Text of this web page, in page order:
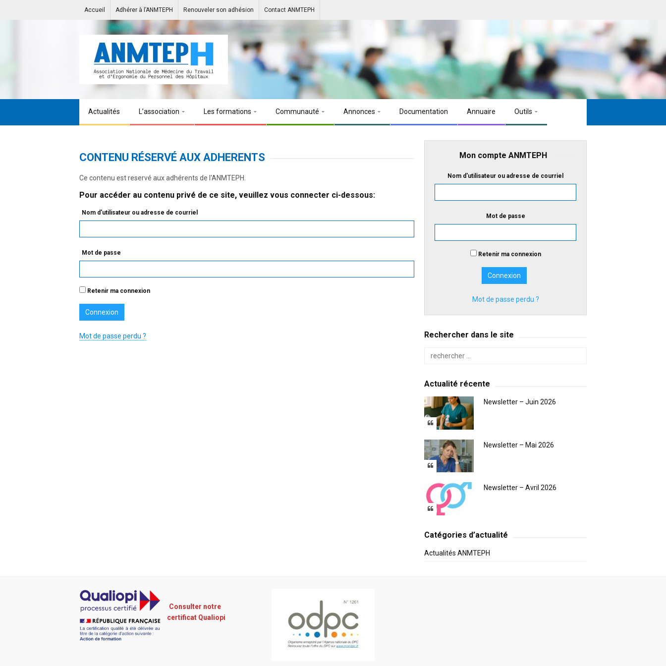
Accueil Adhérer à l’ANMTEPH Renouveler son adhésion Contact ANMTEPH
Actualités L’association Les formations Communauté Annonces Documentation Annuaire Outils
CONTENU RÉSERVÉ AUX ADHERENTS
Ce contenu est reservé aux adhérents de l'ANMTEPH.
Pour accéder au contenu privé de ce site, veuillez vous connecter ci-dessous:
Nom d'utilisateur ou adresse de courriel
Mot de passe
Retenir ma connexion
Mot de passe perdu ?
Mon compte ANMTEPH
Nom d'utilisateur ou adresse de courriel
Mot de passe
Retenir ma connexion
Mot de passe perdu ?
Rechercher dans le site
Actualité récente
Newsletter – Juin 2026
Newsletter – Mai 2026
Newsletter – Avril 2026
Catégories d’actualité
Actualités ANMTEPH
Consulter notre
certificat Qualiopi